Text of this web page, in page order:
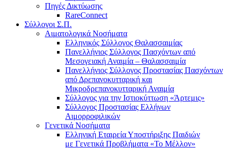
Πηγές Δικτύωσης
RareConnect
Σύλλογοι Σ.Π.
Αιματολογικά Νοσήματα
Ελληνικός Σύλλογος Θαλασσαιμίας
Πανελλήνιος Σύλλογος Πασχόντων από
Μεσογειακή Αναιμία – Θαλασσαιμία
Πανελλήνιος Σύλλογος Προστασίας Πασχόντων
από Δρεπανοκυτταρική και
Μικροδρεπανοκυτταρική Αναιμία
Σύλλογος για την Ιστιοκύττωση «Άρτεμις»
Σύλλογος Προστασίας Ελλήνων
Αιμορροφιλικών
Γενετικά Νοσήματα
Ελληνική Εταιρεία Υποστήριξης Παιδιών
με Γενετικά Προβλήματα «Το Μέλλον»